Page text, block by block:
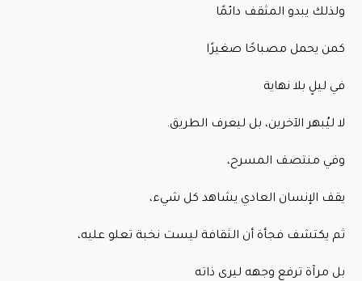
ولذلك يبدو المثقف دائمًا
كمن يحمل مصباحًا صغيرًا
في ليلٍ بلا نهاية
لا ليُبهر الآخرين، بل ليعرف الطريق.
وفي منتصف المسرح،
يقف الإنسان العادي يشاهد كل شيء،
ثم يكتشف فجأة أن الثقافة ليست نخبة تعلو عليه،
بل مرآة ترفع وجهه ليرى ذاته